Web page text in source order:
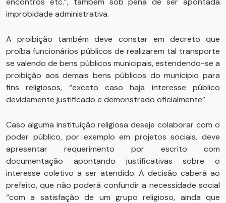
improbidade administrativa.
A proibição também deve constar em decreto que
proíba funcionários públicos de realizarem tal transporte
se valendo de bens públicos municipais, estendendo-se a
proibição aos demais bens públicos do município para
fins religiosos, “exceto caso haja interesse público
devidamente justificado e demonstrado oficialmente”.
Caso alguma instituição religiosa deseje colaborar com o
poder público, por exemplo em projetos sociais, deve
apresentar requerimento por escrito com
documentação apontando justificativas sobre o
interesse coletivo a ser atendido. A decisão caberá ao
prefeito, que não poderá confundir a necessidade social
“com a satisfação de um grupo religioso, ainda que